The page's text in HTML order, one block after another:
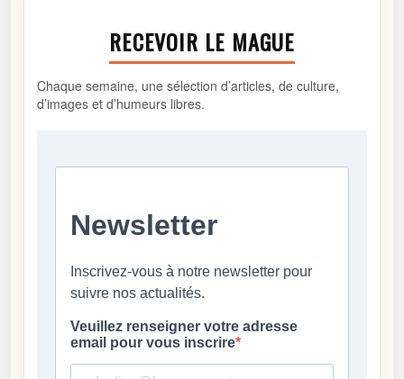
RECEVOIR LE MAGUE
Chaque semaine, une sélection d’articles, de culture,
d’images et d’humeurs libres.